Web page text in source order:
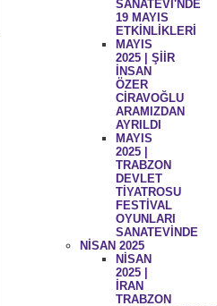
SANATEVİ'NDE
19 MAYIS
ETKİNLİKLERİ
MAYIS
2025 | ŞİİR
İNSAN
ÖZER
CİRAVOĞLU
ARAMIZDAN
AYRILDI
MAYIS
2025 |
TRABZON
DEVLET
TİYATROSU
FESTİVAL
OYUNLARI
SANATEVİNDE
NİSAN 2025
NİSAN
2025 |
İRAN
TRABZON